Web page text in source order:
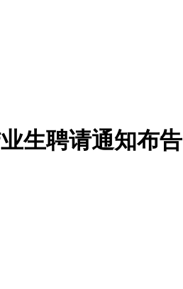
生聘请通知布告